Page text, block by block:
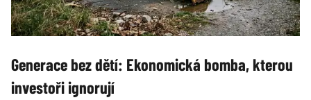
Generace bez dětí: Ekonomická bomba, kterou
investoři ignorují